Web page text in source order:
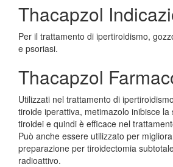
Thacapzol
Per il trattamento di ipertiroidismo,
e psoriasi.
Thacapzol
Utilizzati nel trattamento di
tiroide iperattiva, metimazolo inibisce
tiroidei e quindi è efficace nel
Può anche essere utilizzato per
preparazione per tiroidectomia
radioattivo.